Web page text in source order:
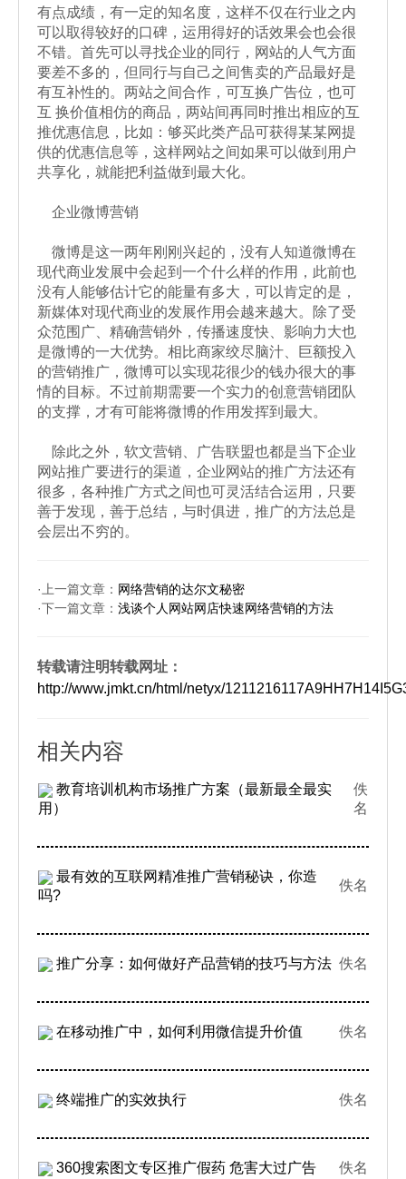
有点成绩，有一定的知名度，这样不仅在行业之内
可以取得较好的口碑，运用得好的话效果会也会很
不错。首先可以寻找企业的同行，网站的人气方面
要差不多的，但同行与自己之间售卖的产品最好是
有互补性的。两站之间合作，可互换广告位，也可
互 换价值相仿的商品，两站间再同时推出相应的互
推优惠信息，比如：够买此类产品可获得某某网提
供的优惠信息等，这样网站之间如果可以做到用户
共享化，就能把利益做到最大化。
企业微博营销
微博是这一两年刚刚兴起的，没有人知道微博在
现代商业发展中会起到一个什么样的作用，此前也
没有人能够估计它的能量有多大，可以肯定的是，
新媒体对现代商业的发展作用会越来越大。除了受
众范围广、精确营销外，传播速度快、影响力大也
是微博的一大优势。相比商家绞尽脑汁、巨额投入
的营销推广，微博可以实现花很少的钱办很大的事
情的目标。不过前期需要一个实力的创意营销团队
的支撑，才有可能将微博的作用发挥到最大。
除此之外，软文营销、广告联盟也都是当下企业
网站推广要进行的渠道，企业网站的推广方法还有
很多，各种推广方式之间也可灵活结合运用，只要
善于发现，善于总结，与时俱进，推广的方法总是
会层出不穷的。
·上一篇文章： 网络营销的达尔文秘密
·下一篇文章： 浅谈个人网站网店快速网络营销的方法
转载请注明转载网址：
http://www.jmkt.cn/html/netyx/
相关内容
教育培训机构市场推广方案（最新最全最实
用）
佚
名
最有效的互联网精准推广营销秘诀，你造
吗?
佚名
推广分享：如何做好产品营销的技巧与方法 佚名
在移动推广中，如何利用微信提升价值 佚名
终端推广的实效执行 佚名
360搜索图文专区推广假药 危害大过广告 佚名